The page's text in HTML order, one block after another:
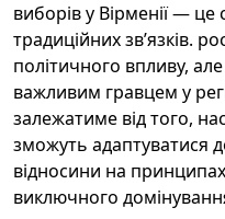
виборів у Вірменії — це
традиційних звʼязків.
політичного впливу,
важливим гравцем у
залежатиме від того,
зможуть адаптуватися
відносини на
виключного